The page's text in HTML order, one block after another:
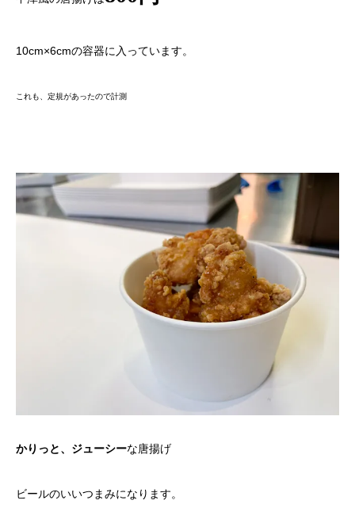
10cm×6cmの容器に入っています。
これも、定規があったので計測
かりっと、ジューシーな唐揚げ
ビールのいいつまみになります。